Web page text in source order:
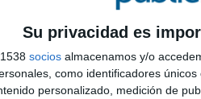
Su privacidad es
socios almacenamos y/o
como identificadores
personalizado, medición de